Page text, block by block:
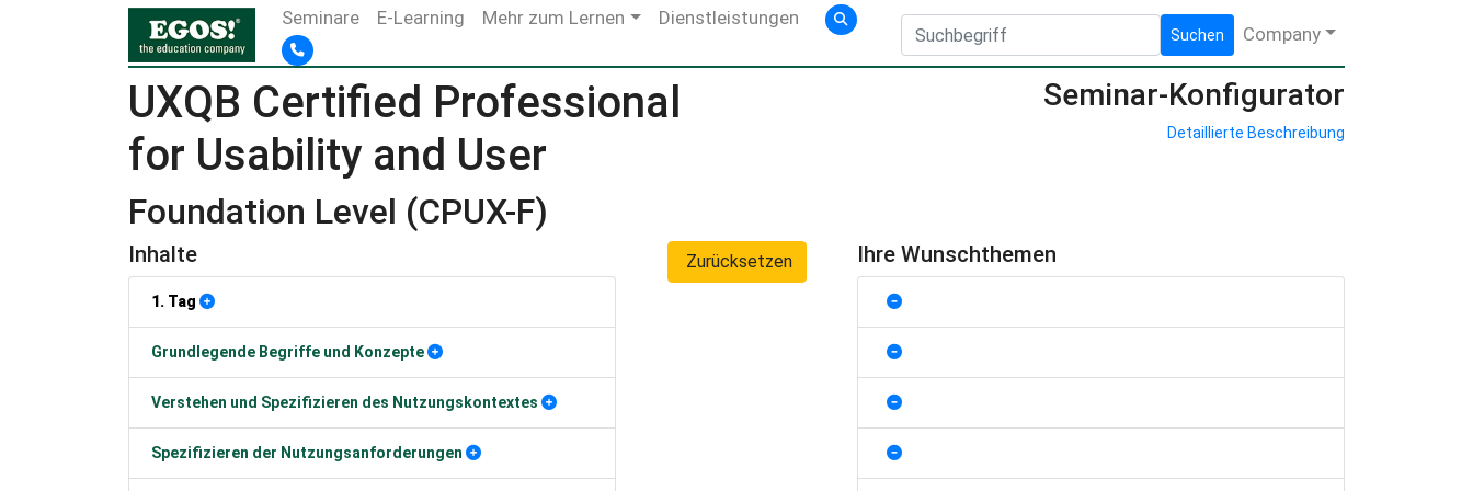
Seminare E-Learning Mehr zum Lernen Dienstleistungen
Suchen Company
UXQB Certified Professional
for Usability and User
Foundation Level (CPUX-F)
Seminar-Konfigurator
Detaillierte Beschreibung
Inhalte
1. Tag
Grundlegende Begriffe und Konzepte
Verstehen und Spezifizieren des Nutzungskontextes
Spezifizieren der Nutzungsanforderungen
Zurücksetzen Ihre Wunschthemen